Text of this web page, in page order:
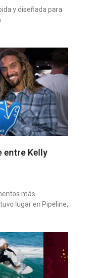
y diseñada para
entre Kelly
más
lugar en Pipeline,